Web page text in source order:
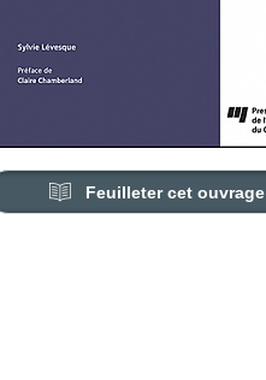
Feuilleter cet ouvrage